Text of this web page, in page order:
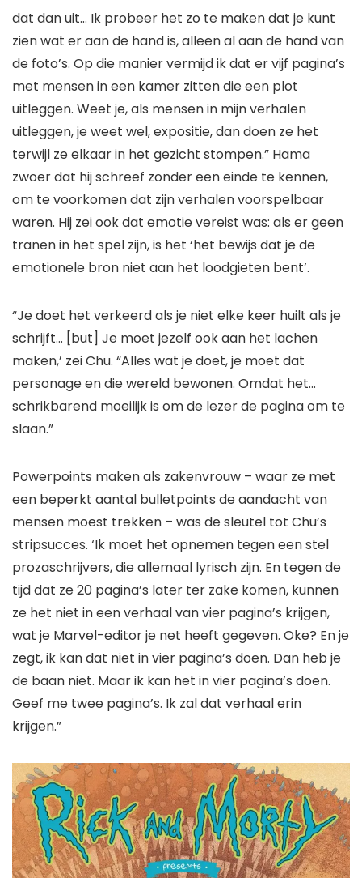
dat dan uit… Ik probeer het zo te maken dat je kunt
zien wat er aan de hand is, alleen al aan de hand van
de foto’s. Op die manier vermijd ik dat er vijf pagina’s
met mensen in een kamer zitten die een plot
uitleggen. Weet je, als mensen in mijn verhalen
uitleggen, je weet wel, expositie, dan doen ze het
terwijl ze elkaar in het gezicht stompen.” Hama
zwoer dat hij schreef zonder een einde te kennen,
om te voorkomen dat zijn verhalen voorspelbaar
waren. Hij zei ook dat emotie vereist was: als er geen
tranen in het spel zijn, is het ‘het bewijs dat je de
emotionele bron niet aan het loodgieten bent’.
“Je doet het verkeerd als je niet elke keer huilt als je
schrijft… [but] Je moet jezelf ook aan het lachen
maken,’ zei Chu. “Alles wat je doet, je moet dat
personage en die wereld bewonen. Omdat het…
schrikbarend moeilijk is om de lezer de pagina om te
slaan.”
Powerpoints maken als zakenvrouw – waar ze met
een beperkt aantal bulletpoints de aandacht van
mensen moest trekken – was de sleutel tot Chu’s
stripsucces. ‘Ik moet het opnemen tegen een stel
prozaschrijvers, die allemaal lyrisch zijn. En tegen de
tijd dat ze 20 pagina’s later ter zake komen, kunnen
ze het niet in een verhaal van vier pagina’s krijgen,
wat je Marvel-editor je net heeft gegeven. Oke? En je
zegt, ik kan dat niet in vier pagina’s doen. Dan heb je
de baan niet. Maar ik kan het in vier pagina’s doen.
Geef me twee pagina’s. Ik zal dat verhaal erin
krijgen.”